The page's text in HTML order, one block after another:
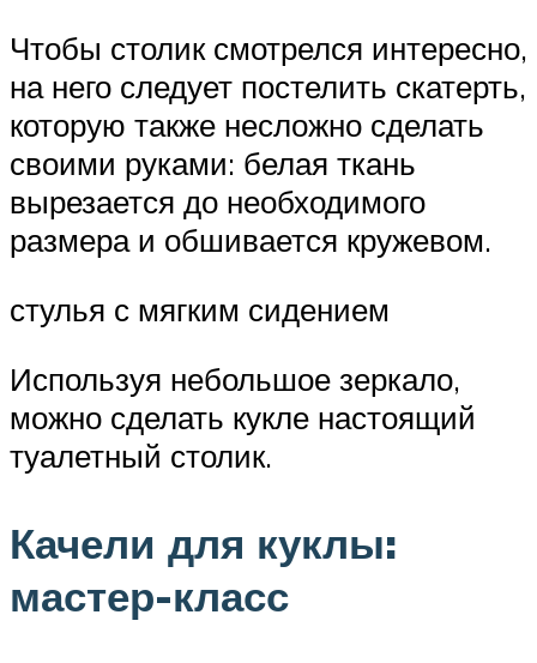
Чтобы столик смотрелся интересно,
на него следует постелить скатерть,
которую также несложно сделать
своими руками: белая ткань
вырезается до необходимого
размера и обшивается кружевом.
стулья с мягким сидением
Используя небольшое зеркало,
можно сделать кукле настоящий
туалетный столик.
Качели для куклы:
мастер-класс